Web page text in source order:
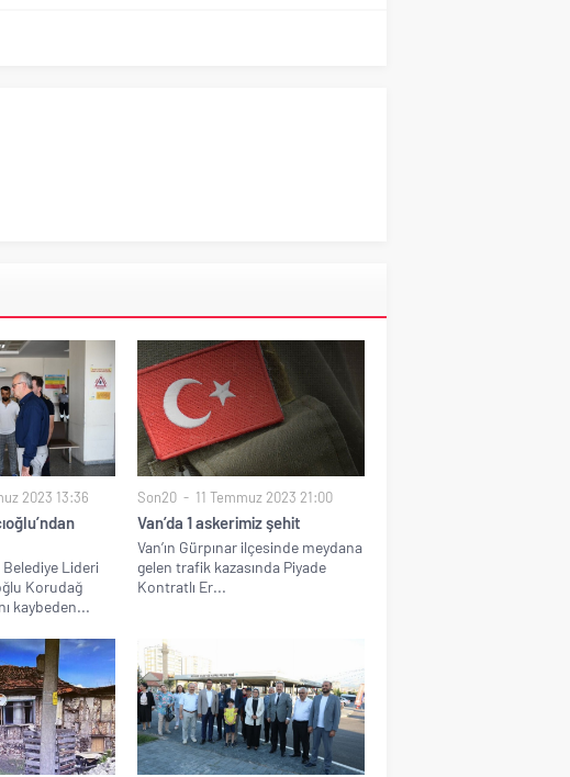
2023 13:36
Lideri
Korudağ
kaybeden...
Son20 11 Temmuz 2023 21:00
Van’da 1 askerimiz şehit
Van’ın Gürpınar ilçesinde meydana
gelen trafik kazasında Piyade
Kontratlı Er...